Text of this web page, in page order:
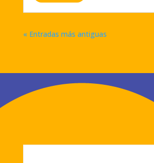
« Entradas más antiguas